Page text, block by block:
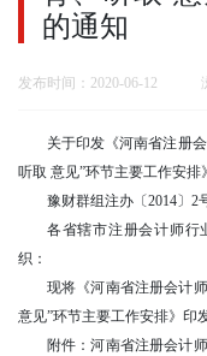
的通知
发布时间：2020-06-12 浏
关于印发《河南省注册
听取 意见”环节主要工作安排
豫财群组注办〔2014〕2
各省辖市注册会计师行
织：
现将《河南省注册会计
意见”环节主要工作安排》印
附件：河南省注册会计